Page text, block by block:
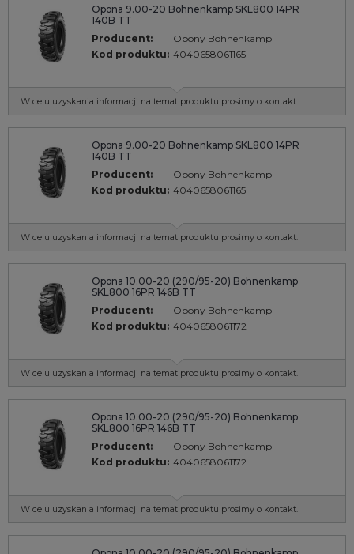
Opona 9.00-20 Bohnenkamp SKL800 14PR
140B TT
Producent:
Opony Bohnenkamp
Kod produktu: 4040658061165
W celu uzyskania informacji na temat produktu prosimy o kontakt.
Opona 9.00-20 Bohnenkamp SKL800 14PR
140B TT
Producent:
Opony Bohnenkamp
Kod produktu: 4040658061165
W celu uzyskania informacji na temat produktu prosimy o kontakt.
Opona 10.00-20 (290/95-20) Bohnenkamp
SKL800 16PR 146B TT
Producent:
Opony Bohnenkamp
Kod produktu: 4040658061172
W celu uzyskania informacji na temat produktu prosimy o kontakt.
Opona 10.00-20 (290/95-20) Bohnenkamp
SKL800 16PR 146B TT
Producent:
Opony Bohnenkamp
Kod produktu: 4040658061172
W celu uzyskania informacji na temat produktu prosimy o kontakt.